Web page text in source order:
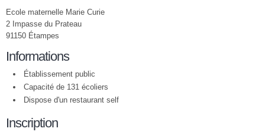
Ecole maternelle Marie Curie
2 Impasse du Prateau
91150 Étampes
Informations
Établissement public
Capacité de 131 écoliers
Dispose d'un restaurant self
Inscription